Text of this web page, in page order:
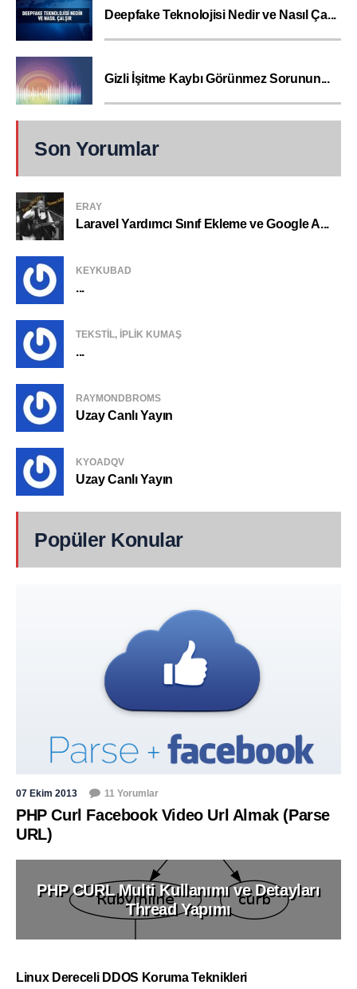
Deepfake Teknolojisi Nedir ve Nasıl Ça...
Gizli İşitme Kaybı Görünmez Sorunun...
Son Yorumlar
ERAY
Laravel Yardımcı Sınıf Ekleme ve Google A...
KEYKUBAD
...
TEKSTIL, IPLIK KUMAŞ
...
RAYMONDBROMS
Uzay Canlı Yayın
KYOADQV
Uzay Canlı Yayın
Popüler Konular
07 Ekim 2013 11 Yorumlar
PHP Curl Facebook Video Url Almak (Parse
URL)
PHP CURL Multi Kullanımı ve Detayları
Thread Yapımı
Linux Dereceli DDOS Koruma Teknikleri